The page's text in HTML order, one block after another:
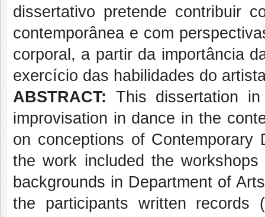
dissertativo pretende contribuir
contemporânea e com
corporal, a partir da importância
exercício das habilidades do
ABSTRACT: This dissertation
improvisation in dance in the
on conceptions of
the work included the
backgrounds in Department of
the participants written records